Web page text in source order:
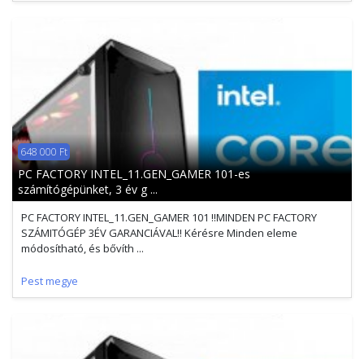
648 000 Ft
PC FACTORY INTEL_11.GEN_GAMER 101-es
számítógépünket, 3 év g ...
PC FACTORY INTEL_11.GEN_GAMER 101 !!MINDEN PC FACTORY
SZÁMITÓGÉP 3ÉV GARANCIÁVAL!! Kérésre Minden eleme
módosítható, és bővíth ...
Pest megye